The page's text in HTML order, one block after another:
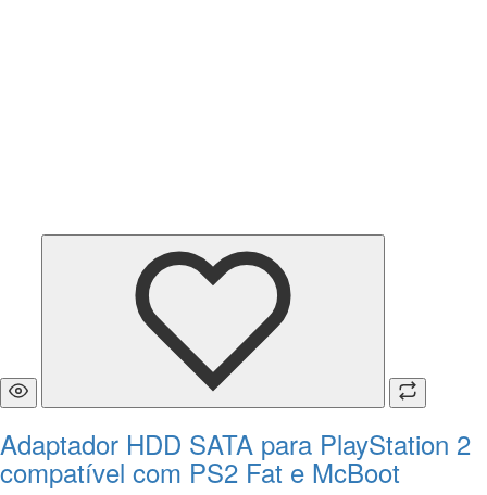
Adaptador HDD SATA para PlayStation 2
compatível com PS2 Fat e McBoot